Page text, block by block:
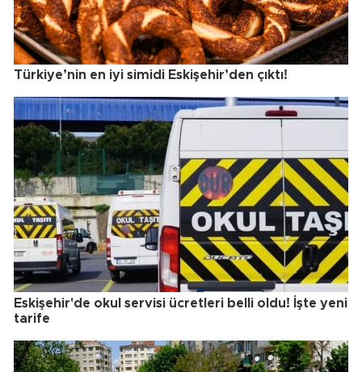
Türkiye’nin en iyi simidi Eskişehir’den çıktı!
Eskişehir'de okul servisi ücretleri belli oldu! İşte yeni
tarife